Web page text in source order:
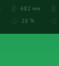
682 мм
28 %